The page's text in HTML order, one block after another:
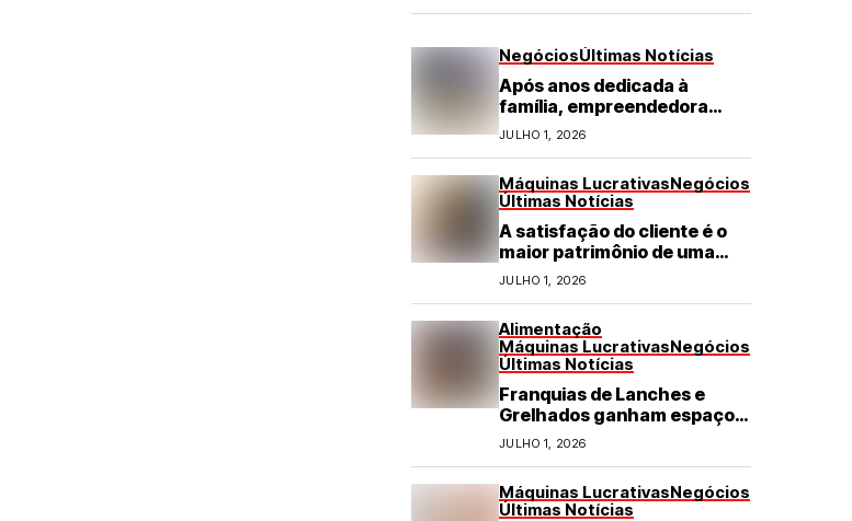
NegóciosÚltimas Notícias
Após anos dedicada à
família, empreendedora
transforma franquia de
turismo em negócio de
JULHO 1, 2026
Máquinas LucrativasNegócios
Últimas Notícias
A satisfação do cliente é o
maior patrimônio de uma
franquia
JULHO 1, 2026
Alimentação
Máquinas LucrativasNegócios
Últimas Notícias
Franquias de Lanches e
Grelhados ganham espaço
com demanda por refeições
rápidas e de qualidade
JULHO 1, 2026
Máquinas LucrativasNegócios
Últimas Notícias